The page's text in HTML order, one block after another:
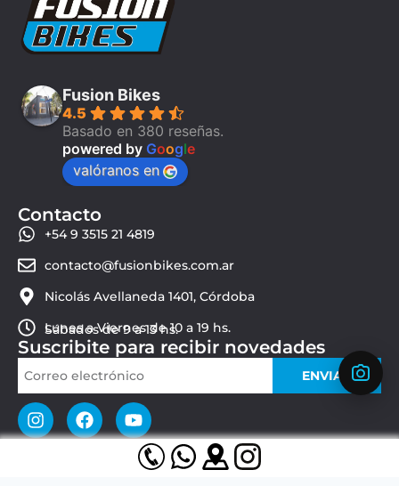
Fusion Bikes
4.5
Basado en 380 reseñas.
powered by Google
valóranos en
Contacto
+54 9 3515 21 4819
contacto@fusionbikes.com.ar
Nicolás Avellaneda 1401, Córdoba
Lunes a Viernes de 10 a 19 hs.
Sábados de 9 a 13 hs.
Suscribite para recibir novedades
ENVIAR
© 2026 Fusion Bikes